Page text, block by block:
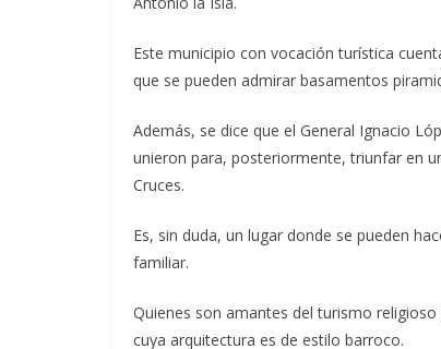
Este municipio con vocación turística
que se pueden admirar basamentos
Además, se dice que el General Ignacio
unieron para, posteriormente, triunfar en
Cruces.
Es, sin duda, un lugar donde se pueden
familiar.
Quienes son amantes del turismo
cuya arquitectura es de estilo barroco.